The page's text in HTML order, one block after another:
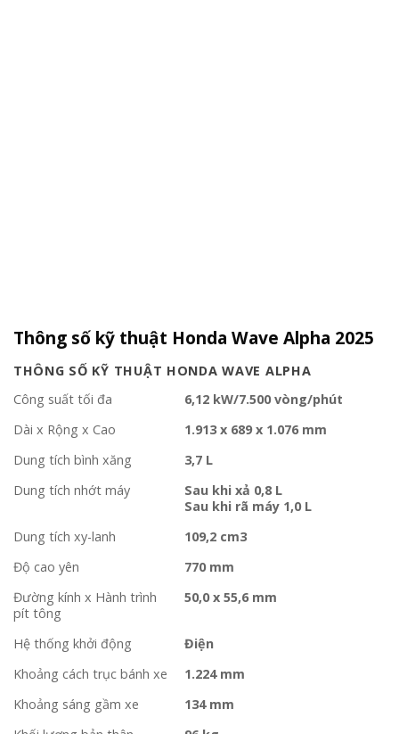
Thông số kỹ thuật Honda Wave Alpha 2025
THÔNG SỐ KỸ THUẬT HONDA WAVE ALPHA
Công suất tối đa
6,12 kW/7.500 vòng/phút
Dài x Rộng x Cao
1.913 x 689 x 1.076 mm
Dung tích bình xăng
3,7 L
Dung tích nhớt máy
Sau khi xả 0,8 L
Sau khi rã máy 1,0 L
Dung tích xy-lanh
109,2 cm3
Độ cao yên
770 mm
Đường kính x Hành trình
pít tông
50,0 x 55,6 mm
Hệ thống khởi động
Điện
Khoảng cách trục bánh xe
1.224 mm
Khoảng sáng gầm xe
134 mm